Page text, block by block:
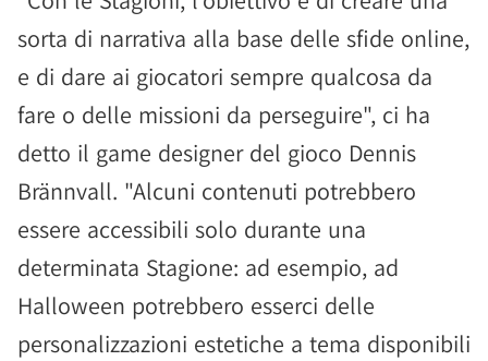
sorta di narrativa alla base delle sfide online,
e di dare ai giocatori sempre qualcosa da
fare o delle missioni da perseguire", ci ha
detto il game designer del gioco Dennis
Brännvall. "Alcuni contenuti potrebbero
essere accessibili solo durante una
determinata Stagione: ad esempio, ad
Halloween potrebbero esserci delle
personalizzazioni estetiche a tema disponibili